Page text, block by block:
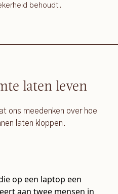
behoudt.
laten leven
ons meedenken over hoe
laten kloppen.